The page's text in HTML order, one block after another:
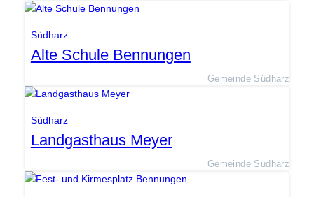
Südharz
Alte Schule Bennungen
Gemeinde Südharz
Südharz
Landgasthaus Meyer
Gemeinde Südharz